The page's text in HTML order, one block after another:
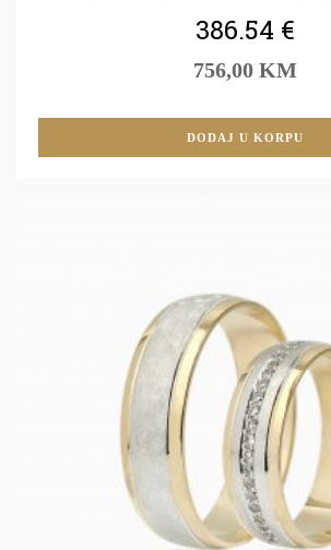
386.54 €
756,00 KM
DODAJ U KORPU